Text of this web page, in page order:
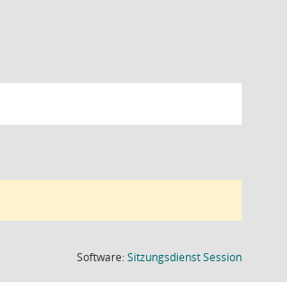
Software:SitzungsdienstSession(Wird in